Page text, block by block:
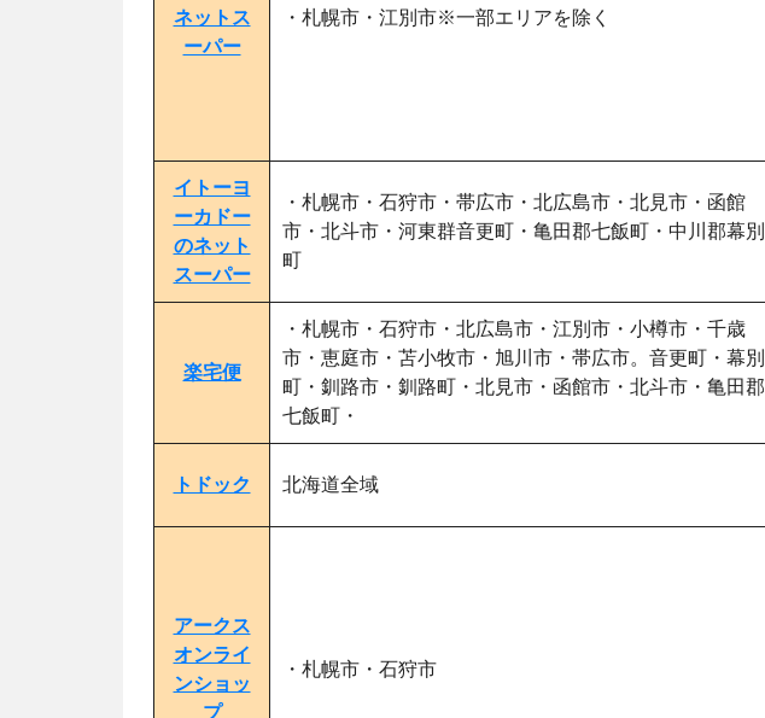
ネットス
ーパー
・札幌市・江別市※一部エリアを除く
イトーヨ
ーカドー
のネット
スーパー
・札幌市・石狩市・帯広市・北広島市・北見市・函館
市・北斗市・河東群音更町・亀田郡七飯町・中川郡幕別
町
楽宅便
・札幌市・石狩市・北広島市・江別市・小樽市・千歳
市・恵庭市・苫小牧市・旭川市・帯広市。音更町・幕別
町・釧路市・釧路町・北見市・函館市・北斗市・亀田郡
七飯町・
トドック 北海道全域
アークス
オンライ
ンショッ
プ
・札幌市・石狩市